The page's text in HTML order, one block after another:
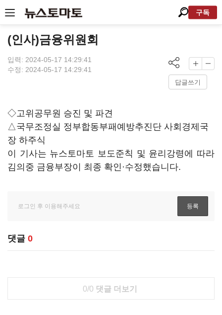
구독
(인사)금융위원회
입력: 2024-05-17 14:29:41
수정: 2024-05-17 14:29:41
답글쓰기
◇고위공무원 승진 및 파견
△국무조정실 정부합동부패예방추진단 사회경제국
장 하주식
이 기사는 뉴스토마토 보도준칙 및 윤리강령에 따라
김의중 금융부장이 최종 확인·수정했습니다.
댓글 0
0/0 댓글 더보기